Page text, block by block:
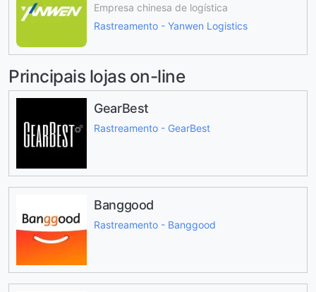
Empresa chinesa de logística
Rastreamento - Yanwen Logistics
Principais lojas on-line
GearBest
Rastreamento - GearBest
Banggood
Rastreamento - Banggood